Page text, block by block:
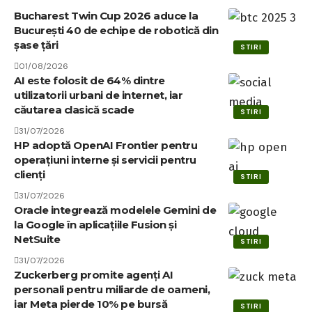
STIRI
Bucharest Twin Cup 2026 aduce la
București 40 de echipe de robotică din
șase țări
01/08/2026
STIRI
AI este folosit de 64% dintre
utilizatorii urbani de internet, iar
căutarea clasică scade
31/07/2026
STIRI
HP adoptă OpenAI Frontier pentru
operațiuni interne și servicii pentru
clienți
31/07/2026
STIRI
Oracle integrează modelele Gemini de
la Google în aplicațiile Fusion și
NetSuite
31/07/2026
STIRI
Zuckerberg promite agenți AI
personali pentru miliarde de oameni,
iar Meta pierde 10% pe bursă